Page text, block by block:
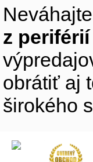
z periférií
obrátiť aj
širokého